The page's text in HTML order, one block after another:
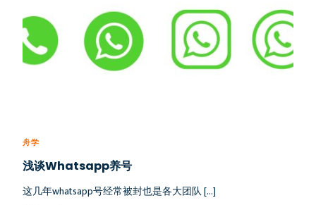
舟学
浅谈Whatsapp养号
这几年whatsapp号经常被封也是各大团队 […]